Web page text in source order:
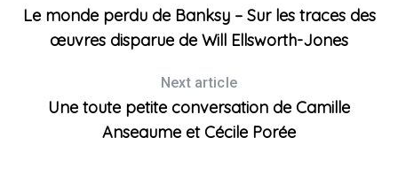
Le monde perdu de Banksy – Sur les traces des
œuvres disparue de Will Ellsworth-Jones
Next article
Une toute petite conversation de Camille
Anseaume et Cécile Porée